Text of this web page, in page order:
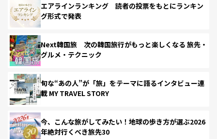
エアラインランキング 読者の投票をもとにランキン
グ形式で発表
Next韓国旅 次の韓国旅行がもっと楽しくなる 旅先・
グルメ・テクニック
旬な“あの人”が「旅」をテーマに語るインタビュー連
載 MY TRAVEL STORY
今、こんな旅がしてみたい！地球の歩き方が選ぶ2026
年絶対行くべき旅先30